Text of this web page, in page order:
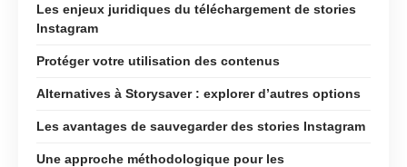
Les enjeux juridiques du téléchargement de stories
Instagram
Protéger votre utilisation des contenus
Alternatives à Storysaver : explorer d’autres options
Les avantages de sauvegarder des stories Instagram
Une approche méthodologique pour les